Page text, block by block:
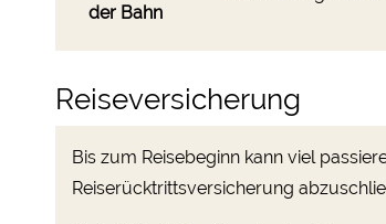
der Bahn
Reiseversicherung
Bis zum Reisebeginn kann viel
Reiserücktrittsversicherung